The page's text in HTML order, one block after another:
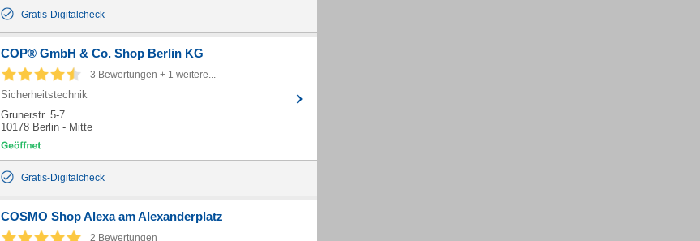
Gratis-Digitalcheck
COP® GmbH & Co. Shop Berlin KG
3 Bewertungen + 1 weitere...
Sicherheitstechnik
Grunerstr. 5-7
10178 Berlin - Mitte
Gratis-Digitalcheck
COSMO Shop Alexa am Alexanderplatz
2 Bewertungen